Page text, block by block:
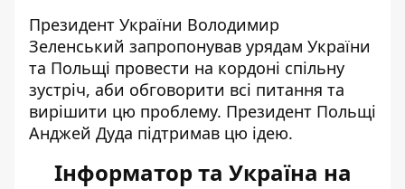
Президент України Володимир
Зеленський запропонував урядам України
та Польщі провести на кордоні спільну
зустріч, аби обговорити всі питання та
вирішити цю проблему. Президент Польщі
Анджей Дуда підтримав цю ідею.
Інформатор та Україна на